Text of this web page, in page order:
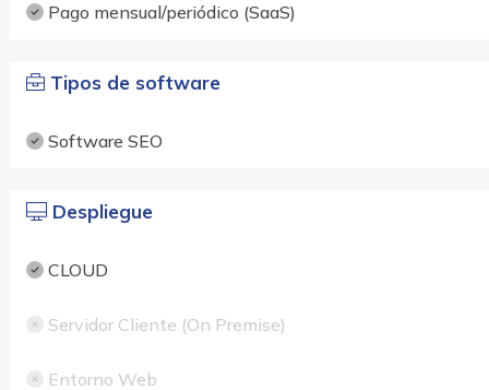
Pago mensual/periódico (SaaS)
Tipos de software
Software SEO
Despliegue
CLOUD
Servidor Cliente (On Premise)
Entorno Web